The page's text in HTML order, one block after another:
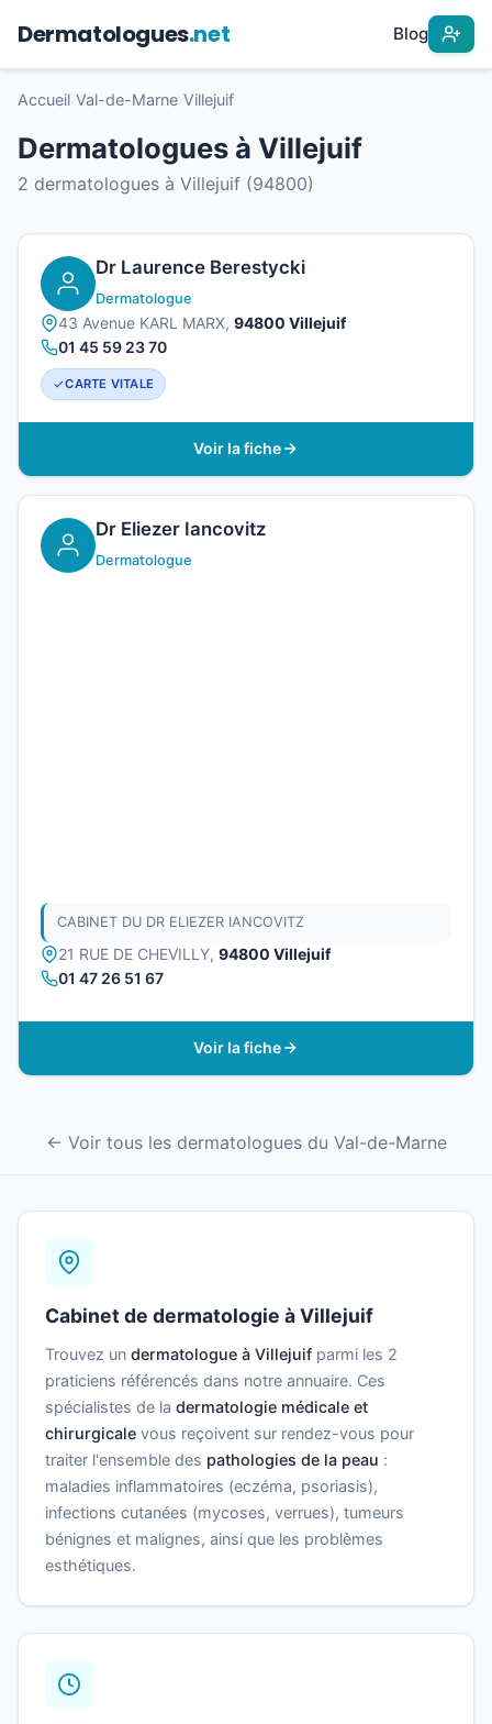
Dermatologues.net Blog
Accueil Val-de-Marne Villejuif
Dermatologues à Villejuif
2 dermatologues à Villejuif (94800)
Dr Laurence Berestycki
Dermatologue
43 Avenue KARL MARX, 94800 Villejuif
01 45 59 23 70
CARTE VITALE
Voir la fiche
Dr Eliezer Iancovitz
Dermatologue
CABINET DU DR ELIEZER IANCOVITZ
21 RUE DE CHEVILLY, 94800 Villejuif
01 47 26 51 67
Voir la fiche
← Voir tous les dermatologues du Val-de-Marne
Cabinet de dermatologie à Villejuif
Trouvez un dermatologue à Villejuif parmi les 2
praticiens référencés dans notre annuaire. Ces
spécialistes de la dermatologie médicale et
chirurgicale vous reçoivent sur rendez-vous pour
traiter l'ensemble des pathologies de la peau :
maladies inflammatoires (eczéma, psoriasis),
infections cutanées (mycoses, verrues), tumeurs
bénignes et malignes, ainsi que les problèmes
esthétiques.